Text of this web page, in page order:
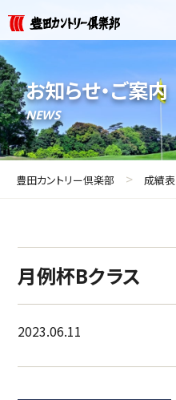
お知らせ・ご案内
NEWS
豊田カントリー倶楽部 > 成績表
月例杯Bクラス
2023.06.11